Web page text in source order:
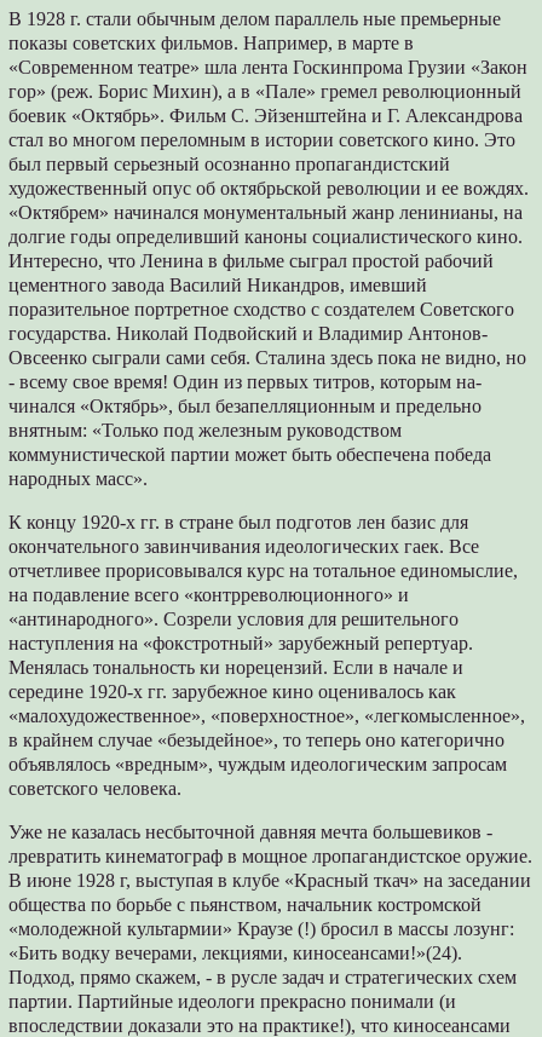
В 1928 г. стали обычным делом параллель­ ные премьерные
показы советских фильмов. Например, в марте в
«Современном театре» шла лента Госкинпрома Грузии «Закон
гор» (реж. Борис Михин), а в «Пале» гремел рево­люционный
боевик «Октябрь». Фильм С. Эй­зенштейна и Г. Александрова
стал во многом переломным в истории советского кино. Это
был первый серьезный осознанно пропаган­дистский
художественный опус об октябрьской революции и ее вождях.
«Октябрем» начинал­ся монументальный жанр ленинианы, на
дол­гие годы определивший каноны социалистиче­ского кино.
Интересно, что Ленина в фильме сыграл простой рабочий
цементного завода Василий Никандров, имевший
поразительное портретное сходство с создателем Советско­го
государства. Николай Подвойский и Вла­димир Антонов-
Овсеенко сыграли сами себя. Сталина здесь пока не видно, но
- всему свое время! Один из первых титров, которым на­
чинался «Октябрь», был безапелляционным и предельно
внятным: «Только под железным руководством
коммунистической партии мо­жет быть обеспечена победа
народных масс».
К концу 1920-х гг. в стране был подготов­ лен базис для
окончательного завинчивания идеологических гаек. Все
отчетливее прорисо­вывался курс на тотальное единомыслие,
на подавление всего «контрреволюционного» и
«антинародного». Созрели условия для реши­тельного
наступления на «фокстротный» зару­бежный репертуар.
Менялась тональность ки­ норецензий. Если в начале и
середине 1920-х гг. зарубежное кино оценивалось как
«малоху­дожественное», «поверхностное», «легкомы­сленное»,
в крайнем случае «безыдейное», то теперь оно категорично
объявлялось «вред­ным», чуждым идеологическим запросам
со­ветского человека.
Уже не казалась несбыточной давняя меч­та большевиков -
лревратить кинематограф в мощное лропагандистское оружие.
В июне 1928 г, выступая в клубе «Красный ткач» на заседании
общества по борьбе с пьянством, начальник костромской
«молодежной культармии» Краузе (!) бросил в массы лозунг:
«Бить водку вечерами, лекциями, киносеансами!»(24).
Подход, прямо скажем, - в русле задач и стра­тегических схем
партии. Партийные идеологи прекрасно понимали (и
впоследствии доказа­ли это на практике!), что киносеансами